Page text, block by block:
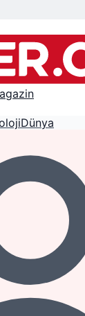
Dünya